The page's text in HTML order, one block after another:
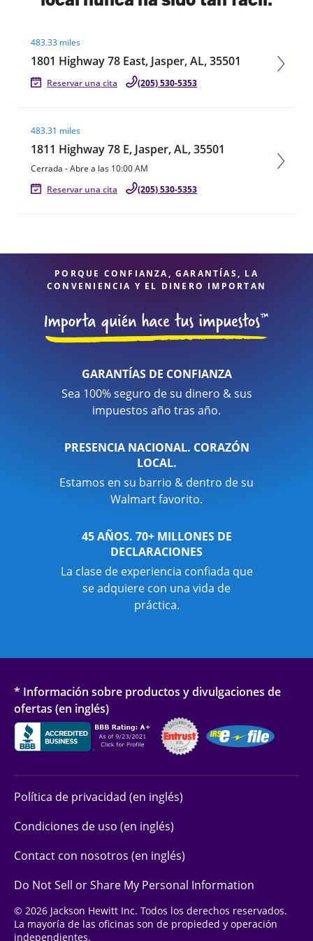
483.33 miles
1801 Highway 78 East, Jasper, AL, 35501
Reservar una cita (205) 530-5353
483.31 miles
1811 Highway 78 E, Jasper, AL, 35501
Cerrada -Abre a las 10:00 AM
Reservar una cita
(205) 530-5353
PORQUE CONFIANZA, GARANTÍAS, LA
CONVENIENCIA Y EL DINERO IMPORTAN
GARANTÍAS DE CONFIANZA
Sea 100% seguro de su dinero & sus
impuestos año tras año.
PRESENCIA NACIONAL. CORAZÓN
LOCAL.
Estamos en su barrio & dentro de su
Walmart favorito.
45 AÑOS. 70+ MILLONES DE
DECLARACIONES
La clase de experiencia confiada que
se adquiere con una vida de
práctica.
* Información sobre productos y divulgaciones de
ofertas (en inglés)
Política de privacidad (en inglés)
Condiciones de uso (en inglés)
Contact con nosotros (en inglés)
Do Not Sell or Share My Personal Information
© 2026 Jackson Hewitt Inc. Todos los derechos reservados.
La mayoría de las oficinas son de propieded y operación
independientes.